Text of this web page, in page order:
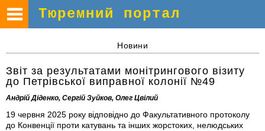
Тюремний портал
Новини
Звіт за результатами монітрингового візиту
до Петрівської виправної колонії №49
Андрій Діденко, Сергій Зуйков, Олег Цвілий
19 червня 2025 року відповідно до Факультативного протоколу
до Конвенції проти катувань та інших жорстоких, нелюдських